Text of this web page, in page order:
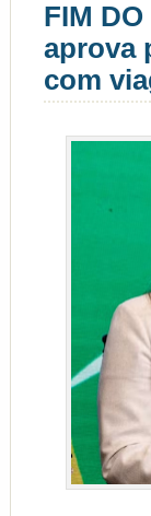
FIM
aprova
com